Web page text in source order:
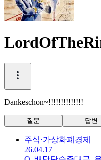
Dankeschon~!!!!!!!!!!!!!!
질문 답변
주식·가상화폐 경제
26.04.17